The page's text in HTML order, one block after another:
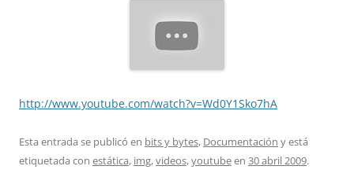
http://www.youtube.com/watch?v=Wd0Y1Sko7hA
Esta entrada se publicó en bits y bytes, Documentación y está
etiquetada con estática, img,videos,youtubeen 30 abril 2009.